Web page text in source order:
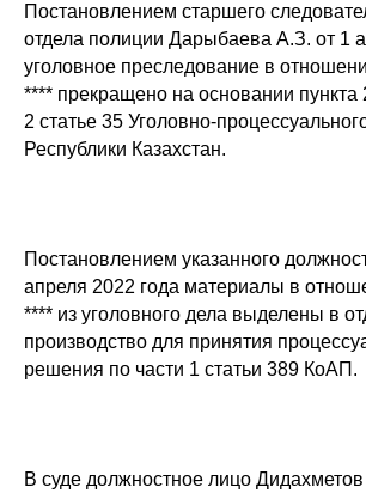
Постановлением старшего
отдела полиции Дарыбаева А.З. от 1
уголовное преследование в
**** прекращено на основании пункта
2 статье 35 Уголовно-
Республики Казахстан.
Постановлением указанного
апреля 2022 года материалы в
**** из уголовного дела выделены в
производство для принятия
решения по части 1 статьи 389 КоАП.
В суде должностное лицо